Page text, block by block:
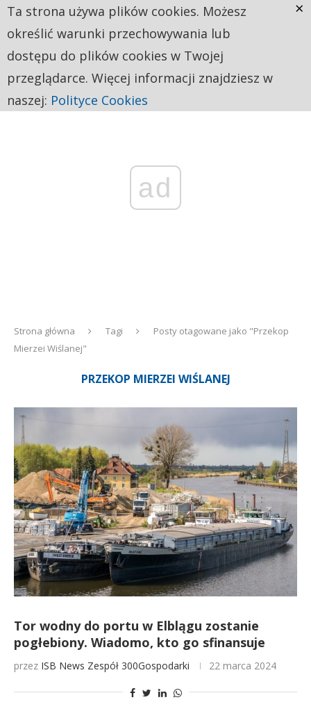
ad
Strona główna Tagi
Posty otagowane jako "Przekop
Mierzei Wiślanej"
PRZEKOP MIERZEI WIŚLANEJ
Tor wodny do portu w Elblągu zostanie
pogłebiony. Wiadomo, kto go sfinansuje
przez ISB News Zespół 300Gospodarki 22 marca 2024
Ta strona używa plików cookies. Możesz
określić warunki przechowywania lub
dostępu do plików cookies w Twojej
przeglądarce. Więcej informacji znajdziesz w
naszej: Polityce Cookies
×